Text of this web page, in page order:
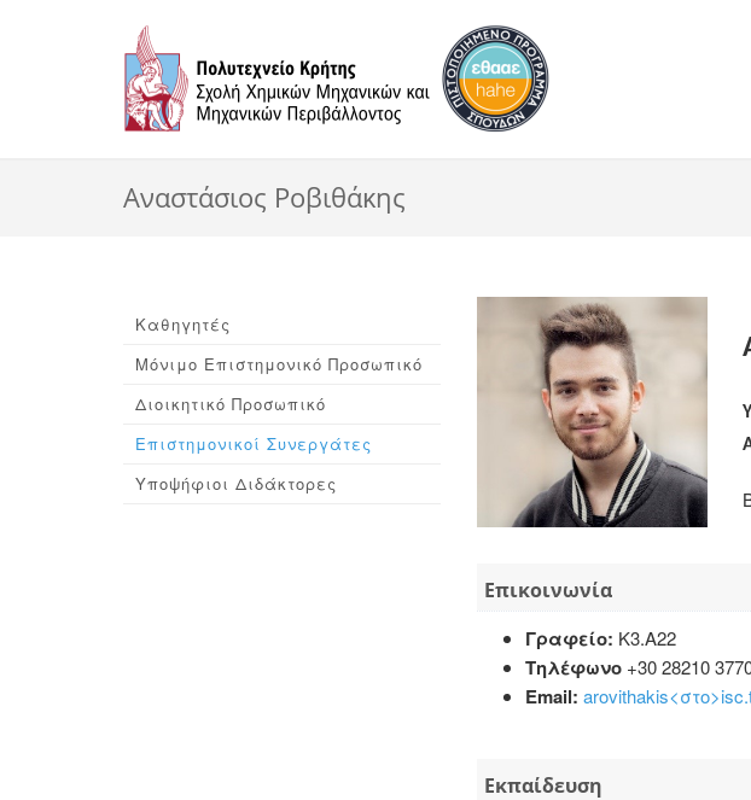
Αναστάσιος Ροβιθάκης
Καθηγητές
Μόνιμο Επιστημονικό Προσωπικό
Διοικητικό Προσωπικό
Επιστημονικοί Συνεργάτες
Υποψήφιοι Διδάκτορες
Επικοινωνία
Γραφείο: Κ3.Α22
Τηλέφωνο+30 28210
Email:
Εκπαίδευση